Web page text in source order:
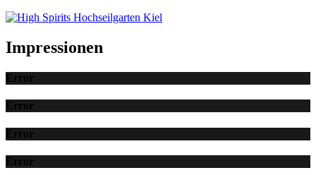
Impressionen
Error
Error
Error
Error